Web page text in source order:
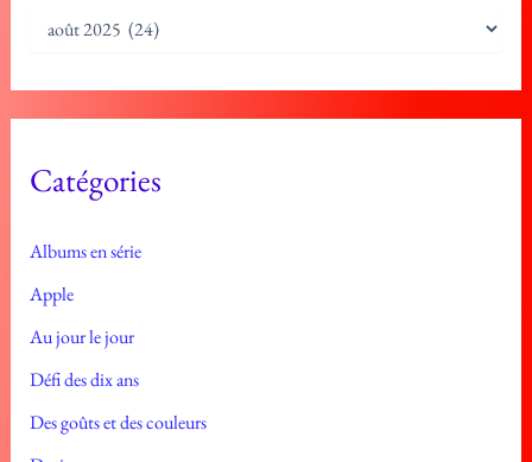
h
sCatégories
Albums en série
Apple
Au jour le jour
Défi des dix ans
Des goûts et des couleurs